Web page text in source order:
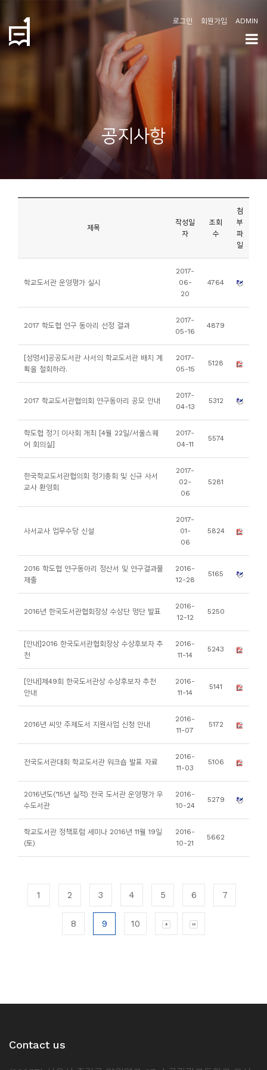
로그인 회원가입 ADMIN
공지사항
제목
작성일
자
조회
수
첨
부
파
일
학교도서관 운영평가 실시
2017-
06-
20
4764
2017 학도협 연구 동아리 선정 결과
2017-
05-16
4879
[성명서]공공도서관 사서의 학교도서관 배치 계
획을 철회하라.
2017-
05-15
5128
2017 학교도서관협의회 연구동아리 공모 안내
2017-
04-13
5312
학도협 정기 이사회 개최 [4월 22일/서울스퀘
어 회의실]
2017-
04-11
5574
한국학교도서관협의회 정기총회 및 신규 사서
교사 환영회
2017-
02-
06
5281
사서교사 업무수당 신설
2017-
01-
06
5824
2016 학도협 연구동아리 정산서 및 연구결과물
제출
2016-
12-28
5165
2016년 한국도서관협회장상 수상단 명단 발표
2016-
12-12
5250
[안내]2016 한국도서관협회장상 수상후보자 추
천
2016-
11-14
5243
[안내]제49회 한국도서관상 수상후보자 추천
안내
2016-
11-14
5141
2016년 씨앗 주제도서 지원사업 신청 안내
2016-
11-07
5172
전국도서관대회 학교도서관 워크숍 발표 자료
2016-
11-03
5106
2016년도(‘15년 실적) 전국 도서관 운영평가 우
수도서관
2016-
10-24
5279
학교도서관 정책포럼 세미나 2016년 11월 19일
(토)
2016-
10-21
5662
1 2 3 4 5 6 7
8 9 10
Contact us
지
사
아
자
개
서